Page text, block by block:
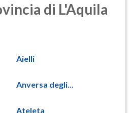
di L'Aquila
Aielli
Anversa degli...
Ateleta